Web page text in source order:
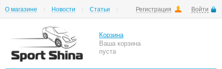
Регистрация Войти
О магазине Новости
Статьи
Корзина
Ваша корзина
пуста